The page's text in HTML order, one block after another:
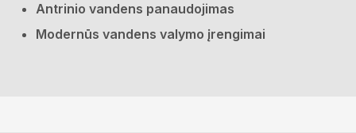
Antrinio vandens panaudojimas
Modernūs vandens valymo įrengimai